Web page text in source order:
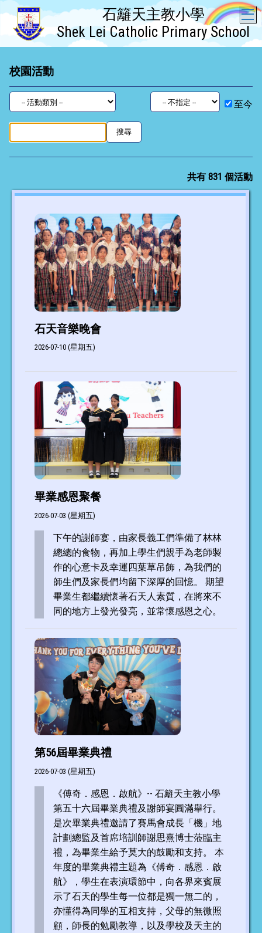
石籬天主教小學
Shek Lei Catholic Primary School
校園活動
至今
共有 831 個活動
石天音樂晚會
2026-07-10 (星期五)
畢業感恩聚餐
2026-07-03 (星期五)
下午的謝師宴，由家長義工們準備了林林
總總的食物，再加上學生們親手為老師製
作的心意卡及幸運四葉草吊飾，為我們的
師生們及家長們均留下深厚的回憶。 期望
畢業生都繼續懷著石天人素質，在將來不
同的地方上發光發亮，並常懷感恩之心。
第56屆畢業典禮
2026-07-03 (星期五)
《傅奇．感恩．啟航》-- 石籬天主教小學
第五十六屆畢業典禮及謝師宴圓滿舉行。
是次畢業典禮邀請了賽馬會成長「機」地
計劃總監及首席培訓師謝思熹博士蒞臨主
禮，為畢業生給予莫大的鼓勵和支持。 本
年度的畢業典禮主題為《傅奇．感恩．啟
航》，學生在表演環節中，向各界來賓展
示了石天的學生每一位都是獨一無二的，
亦懂得為同學的互相支持，父母的無微照
顧，師長的勉勵教導，以及學校及天主的